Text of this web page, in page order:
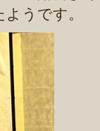
うです。